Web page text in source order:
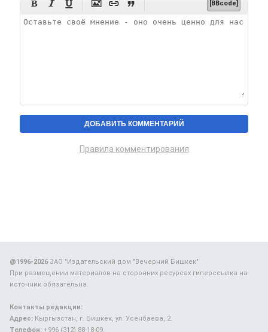
      [BBcode]
Правила комментирования
@1996-2026ЗАО "Издательский дом "Вечерний Бишкек"
При размещении материалов на сторонних ресурсах гиперссылка на
источник обязательна.
Контакты редакции:
Адрес: Кыргызстан, г. Бишкек, ул. Усенбаева, 2.
Телефон: +996 (312) 88-18-09.